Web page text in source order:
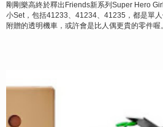
剛剛樂高終於釋出Friends新系列Super Hero
小Set，包括41233、41234、41235，都是單
附贈的透明機車，或許會是比人偶更貴的零件喔。